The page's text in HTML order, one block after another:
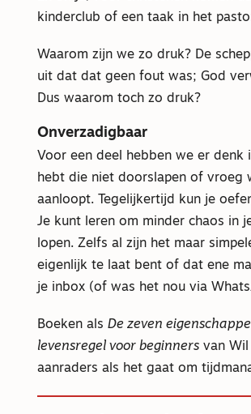
kinderclub of een taak in het
Waarom zijn we zo druk? De
uit dat dat geen fout was; God
Dus waarom toch zo druk?
Onverzadigbaar
Voor een deel hebben we er
hebt die niet doorslapen of vroeg
aanloopt. Tegelijkertijd kun je
Je kunt leren om minder chaos in
lopen. Zelfs al zijn het maar
eigenlijk te laat bent of dat ene
je inbox (of was het nou via
Boeken als De zeven
levensregel voor beginnersvan Wil
aanraders als het gaat om